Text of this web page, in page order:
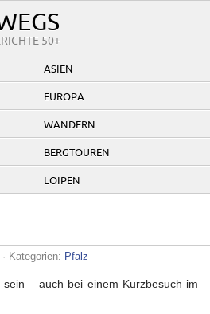
50+
ASIEN
EUROPA
WANDERN
BERGTOUREN
LOIPEN
· Kategorien: Pfalz
– auch bei einem Kurzbesuch im